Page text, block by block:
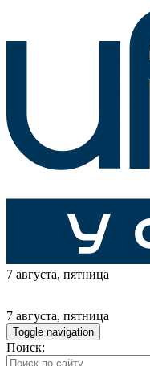
7 августа, пятница
7 августа, пятница
Toggle navigation
Поиск: